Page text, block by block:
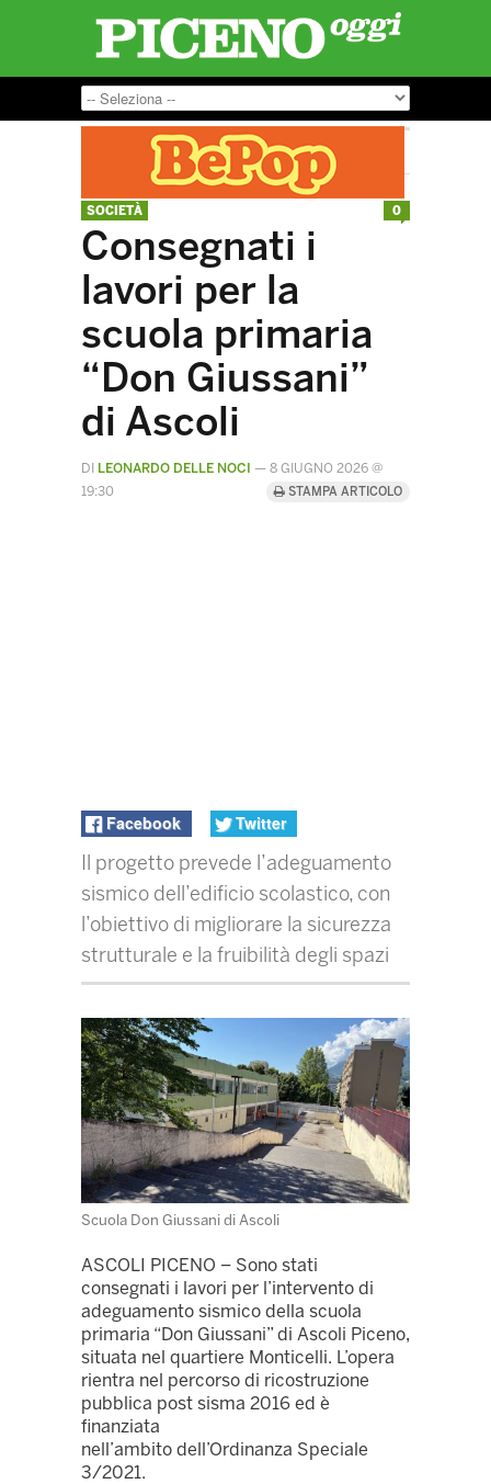
SOCIETÀ
Consegnati i
lavori per la
scuola primaria
“Don Giussani”
di Ascoli
DI LEONARDO DELLE NOCI — 8 GIUGNO 2026 @
19:30
STAMPA ARTICOLO
Facebook Twitter
Il progetto prevede l’adeguamento
sismico dell’edificio scolastico, con
l’obiettivo di migliorare la sicurezza
strutturale e la fruibilità degli spazi
Scuola Don Giussani di Ascoli
ASCOLI PICENO – Sono stati
consegnati i lavori per l’intervento di
adeguamento sismico della scuola
primaria “Don Giussani” di Ascoli Piceno,
situata nel quartiere Monticelli. L’opera
rientra nel percorso di ricostruzione
pubblica post sisma 2016 ed è
finanziata
nell’ambito dell’Ordinanza Speciale
3/2021.
0